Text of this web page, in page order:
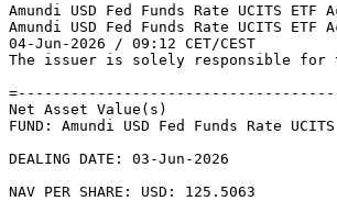
Amundi USD Fed Funds Rate UCITS ETF
Amundi USD Fed Funds Rate UCITS
04-Jun-2026 / 09:12 CET/CEST
The issuer is solely responsible for
Net Asset Value(s)
FUND: Amundi USD Fed Funds Rate
DEALING DATE: 03-Jun-2026
NAV PER SHARE: USD: 125.5063